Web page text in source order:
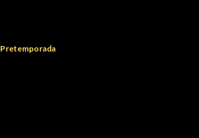
Pretemporada